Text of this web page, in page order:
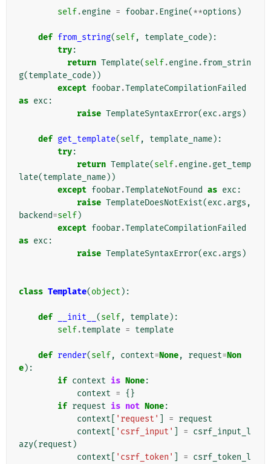
self.engine = foobar.Engine(**options )
def from_string(self, template_code):
try:
return Template(self.engine.from_strin
g(template_code))
except foobar.TemplateCompilationFailed
as exc :
raise TemplateSyntaxError(exc .args )
def get_template(self, template_name):
try:
return Template(self.engine.get_temp
late(template_name))
except foobar.TemplateNotFound as exc :
raise TemplateDoesNotExist(exc .args ,
backend=self)
except foobar.TemplateCompilationFailed
as exc :
raise TemplateSyntaxError(exc .args )
class Template(object ):
def __init__ (self, template):
self.template = template
def render(self, context=None, request=Non
e):
if context is None:
context = {}
if request is not None:
context
'request' = request
context
'csrf_input' = csrf_input_l
azy(request )
context
'csrf_token' = csrf_token_l